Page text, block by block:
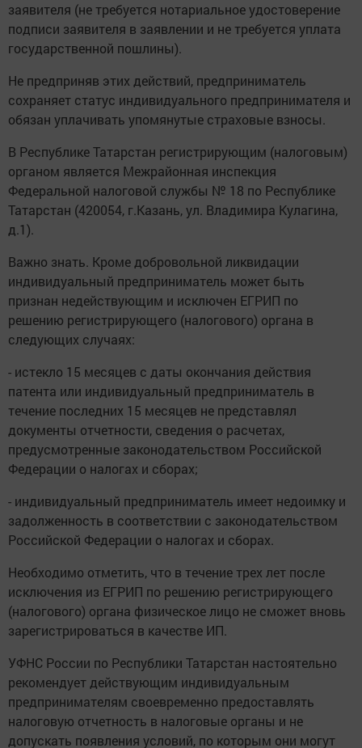
заявителя (не требуется нотариальное удостоверение
подписи заявителя в заявлении и не требуется уплата
государственной пошлины).
Не предприняв этих действий, предприниматель
сохраняет статус индивидуального предпринимателя и
обязан уплачивать упомянутые страховые взносы.
В Республике Татарстан регистрирующим (налоговым)
органом является Межрайонная инспекция
Федеральной налоговой службы № 18 по Республике
Татарстан (420054, г.Казань, ул. Владимира Кулагина,
д.1).
Важно знать. Кроме добровольной ликвидации
индивидуальный предприниматель может быть
признан недействующим и исключен ЕГРИП по
решению регистрирующего (налогового) органа в
следующих случаях:
- истекло 15 месяцев с даты окончания действия
патента или индивидуальный предприниматель в
течение последних 15 месяцев не представлял
документы отчетности, сведения о расчетах,
предусмотренные законодательством Российской
Федерации о налогах и сборах;
- индивидуальный предприниматель имеет недоимку и
задолженность в соответствии с законодательством
Российской Федерации о налогах и сборах.
Необходимо отметить, что в течение трех лет после
исключения из ЕГРИП по решению регистрирующего
(налогового) органа физическое лицо не сможет вновь
зарегистрироваться в качестве ИП.
УФНС России по Республики Татарстан настоятельно
рекомендует действующим индивидуальным
предпринимателям своевременно предоставлять
налоговую отчетность в налоговые органы и не
допускать появления условий, по которым они могут